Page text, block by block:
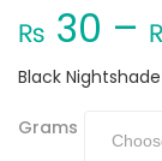
₨ 30 –
Black Nightshade
Grams